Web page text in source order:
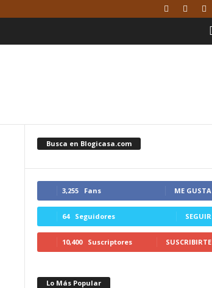
Busca en Blogicasa.com
3,255 Fans ME GUSTA
64 Seguidores SEGUIR
10,400 Suscriptores SUSCRIBIRTE
Lo Más Popular